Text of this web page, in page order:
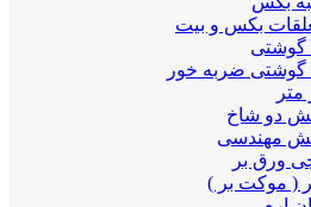
بکس و بیت
گوشتی
گوشتی ضربه خور
متر
دو شاخ
مهندسی
ورق بر
( موکت بر )